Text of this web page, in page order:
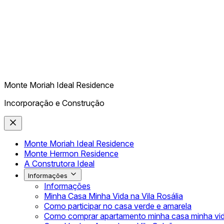
Monte Moriah Ideal Residence
Incorporação e Construção
Monte Moriah Ideal Residence
Monte Hermon Residence
A Construtora Ideal
Informações
Informações
Minha Casa Minha Vida na Vila Rosália
Como participar no casa verde e amarela
Como comprar apartamento minha casa minha